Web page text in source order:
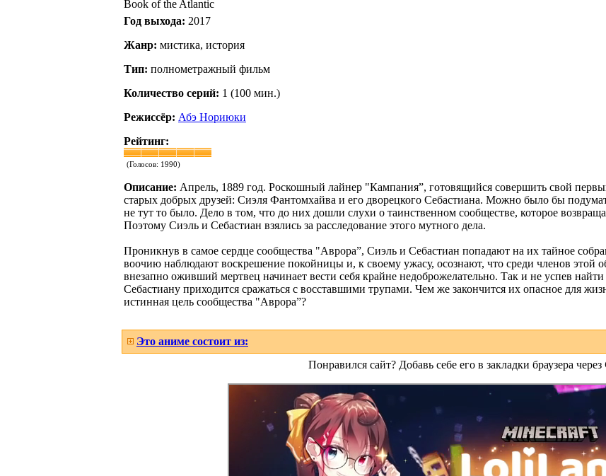
Год выхода: 2017
Жанр: мистика, история
Тип: полнометражный фильм
Количество серий: 1 (100 мин.)
Режиссёр: Абэ Нориюки
Рейтинг:
(Голосов: 1990)
Описание: Апрель, 1889 год. Роскошный лайнер "Кампания”, готовящийся совершить свой
старых добрых друзей: Сиэля Фантомхайва и его дворецкого Себастиана. Можно было бы
не тут то было. Дело в том, что до них дошли слухи о таинственном сообществе, которое
Поэтому Сиэль и Себастиан взялись за расследование этого мутного дела.
Проникнув в самое сердце сообщества "Аврора”, Сиэль и Себастиан попадают на их тайное
воочию наблюдают воскрешение покойницы и, к своему ужасу, осознают, что среди членов
внезапно оживший мертвец начинает вести себя крайне недоброжелательно. Так и не успев
Себастиану приходится сражаться с восставшими трупами. Чем же закончится их опасное для
истинная цель сообщества "Аврора”?
Это аниме состоит из:
Понравился сайт? Добавь себе его в закладки браузера через